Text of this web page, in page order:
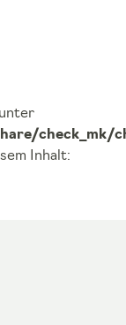
check_mk/
Inhalt: